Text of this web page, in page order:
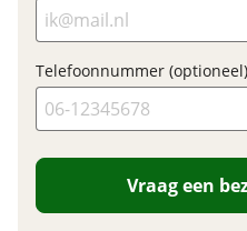
E-mailadres
Telefoonnummer (optioneel)
Vraag een